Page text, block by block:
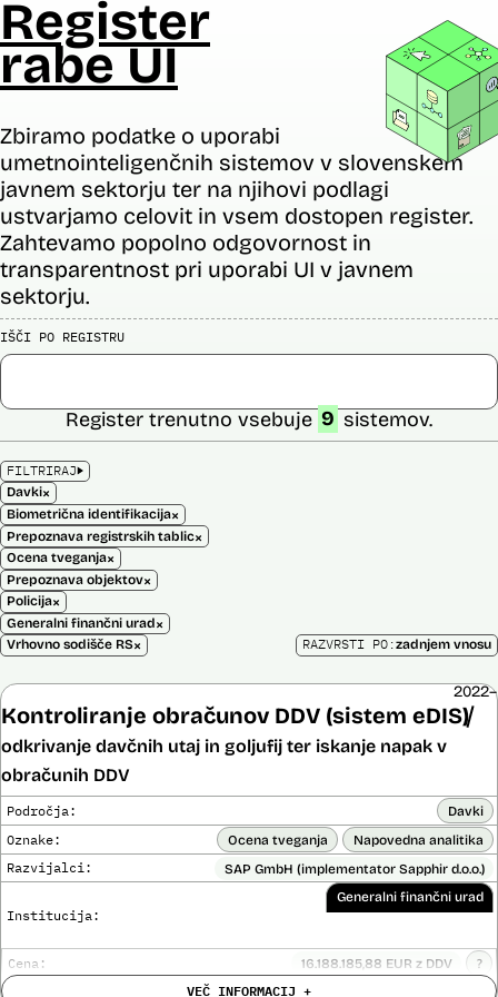
Register
rabe UI
Zbiramo podatke o uporabi
umetnointeligenčnih sistemov v slovenskem
javnem sektorju ter na njihovi podlagi
ustvarjamo celovit in vsem dostopen register.
Zahtevamo popolno odgovornost in
transparentnost pri uporabi UI v javnem
sektorju.
IŠČI PO REGISTRU
FILTRIRAJ
Davki×
Biometrična identifikacija×
Prepoznava registrskih tablic×
Ocena tveganja×
Prepoznava objektov×
Policija×
Generalni finančni urad×
Vrhovno sodišče RS×
Register trenutno vsebuje 9 sistemov.
RAZVRSTI PO:zadnjem vnosu
Kontroliranje obračunov DDV (sistem eDIS)
odkrivanje davčnih utaj in goljufij ter iskanje napak v
obračunih DDV
2022–
Področja: Davki
Oznake: Ocena tveganja Napovedna analitika
Razvijalci: SAP GmbH (implementator Sapphir d.o.o.)
Institucija:
Generalni finančni urad
Cena: 16.188.185,88 EUR z DDV ?
VEČ INFORMACIJ +